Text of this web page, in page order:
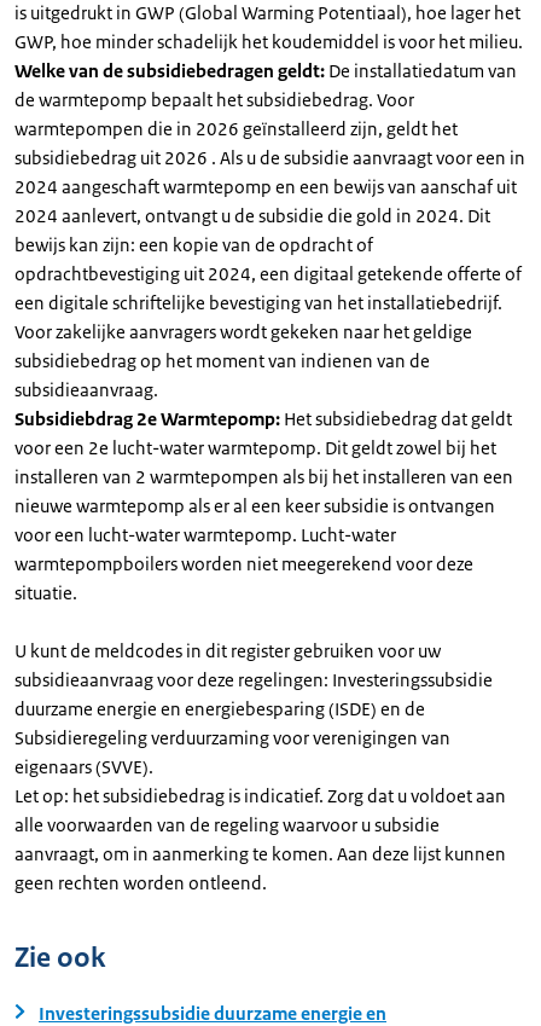
is uitgedrukt in GWP (Global Warming Potentiaal), hoe lager het
GWP, hoe minder schadelijk het koudemiddel is voor het milieu.
Welke van de subsidiebedragen geldt: De installatiedatum van
de warmtepomp bepaalt het subsidiebedrag. Voor
warmtepompen die in 2026 geïnstalleerd zijn, geldt het
subsidiebedrag uit 2026 . Als u de subsidie aanvraagt voor een in
2024 aangeschaft warmtepomp en een bewijs van aanschaf uit
2024 aanlevert, ontvangt u de subsidie die gold in 2024. Dit
bewijs kan zijn: een kopie van de opdracht of
opdrachtbevestiging uit 2024, een digitaal getekende offerte of
een digitale schriftelijke bevestiging van het installatiebedrijf.
Voor zakelijke aanvragers wordt gekeken naar het geldige
subsidiebedrag op het moment van indienen van de
subsidieaanvraag.
Subsidiebdrag 2e Warmtepomp: Het subsidiebedrag dat geldt
voor een 2e lucht-water warmtepomp. Dit geldt zowel bij het
installeren van 2 warmtepompen als bij het installeren van een
nieuwe warmtepomp als er al een keer subsidie is ontvangen
voor een lucht-water warmtepomp. Lucht-water
warmtepompboilers worden niet meegerekend voor deze
situatie.
U kunt de meldcodes in dit register gebruiken voor uw
subsidieaanvraag voor deze regelingen: Investeringssubsidie
duurzame energie en energiebesparing (ISDE) en de
Subsidieregeling verduurzaming voor verenigingen van
eigenaars (SVVE).
Let op: het subsidiebedrag is indicatief. Zorg dat u voldoet aan
alle voorwaarden van de regeling waarvoor u subsidie
aanvraagt, om in aanmerking te komen. Aan deze lijst kunnen
geen rechten worden ontleend.
Zie ook
Investeringssubsidie duurzame energie en